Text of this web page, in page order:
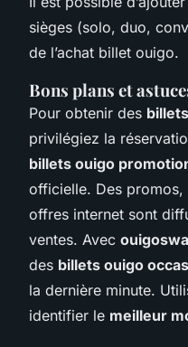
sièges (solo, duo,
de l’achat billet ouigo.
Bons plans et
Pour obtenir des
privilégiez la
billets ouigo
officielle. Des promos,
offres internet sont
ventes. Avec
des billets ouigo
la dernière minute.
identifier le meilleur